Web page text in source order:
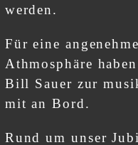
werden.
Für eine
Athmosphäre
Bill Sauer zur
mit an Bord.
Rund um unser